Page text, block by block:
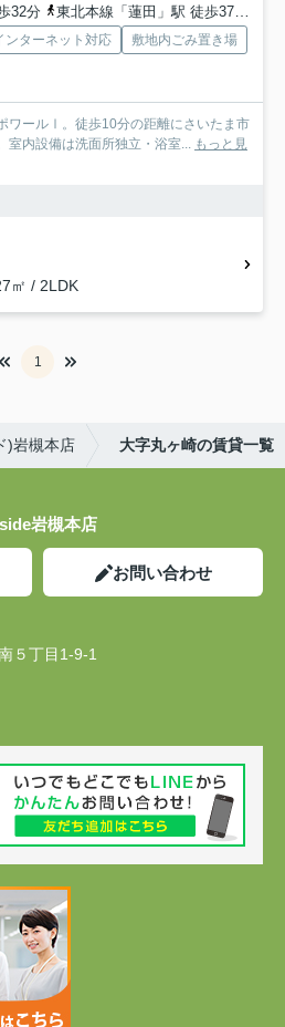
32分
東北本線「蓮田」駅 徒歩37分
ンターネット対応
敷地内ごみ置き場
ワールⅠ。徒歩10分の距離にさいたま市
室内設備は洗面所独立・浴室... もっと見
㎡ / 2LDK
1
)岩槻本店 大字丸ヶ崎の賃貸一覧
岩槻本店
お問い合わせ
５丁目1-9-1